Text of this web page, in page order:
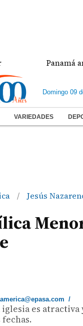
Panamá amplía
Domingo 09
VARIEDADES
/ Jesús
/
es